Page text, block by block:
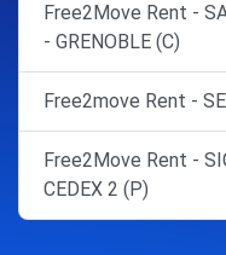
Free2Move Rent -
- GRENOBLE (C)
Free2move Rent -
Free2Move Rent -
CEDEX 2 (P)